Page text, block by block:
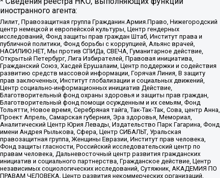
иностранного агента:
Лилит, Правозащитная группа Гражданин.Армия.Право, Нижегородский
центр немецкой и европейской культуры, Центр гендерных
исследований, Фонд защиты прав граждан Штаб, Институт права и
публичной политики, Фонд борьбы с коррупцией, Альянс врачей,
НАСИЛИЮ.НЕТ, Мы против СПИДа, СВЕЧА, Гуманитарное действие,
Открытый Петербург, Лига Избирателей, Правовая инициатива,
Гражданский Союз, Хасдей Ерушалаим, Центр поддержки и содействия
развитию средств массовой информации, Горячая Линия, В защиту
прав заключенных, Институт глобализации и социальных движений,
Центр социально-информационных инициатив Действие,
Благотворительный фонд охраны здоровья и защиты прав граждан,
Благотворительный фонд помощи осужденным и их семьям, Фонд
Тольятти, Новое время, Серебряная тайга, Так-Так-Так, Сова, центр Анна,
Проект Апрель, Самарская губерния, Эра здоровья, Мемориал,
Аналитический Центр Юрия Левады, Издательство Парк Гагарина, Фонд
имени Андрея Рылькова, Сфера, Центр СИБАЛЬТ, Уральская
правозащитная группа, Женщины Евразии, Институт прав человека,
Фонд защиты гласности, Российский исследовательский центр по
правам человека, Дальневосточный центр развития гражданских
инициатив и социального партнерства, Гражданское действие, Центр
независимых социологических исследований, Сутяжник, АКАДЕМИЯ ПО
ПРАВАМ ЧЕЛОВЕКА, Центр развития некоммерческих организаций,